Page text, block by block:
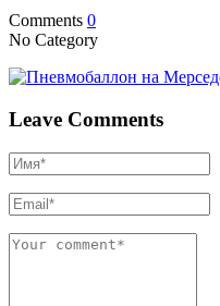
Comments 0
No Category
Leave Comments